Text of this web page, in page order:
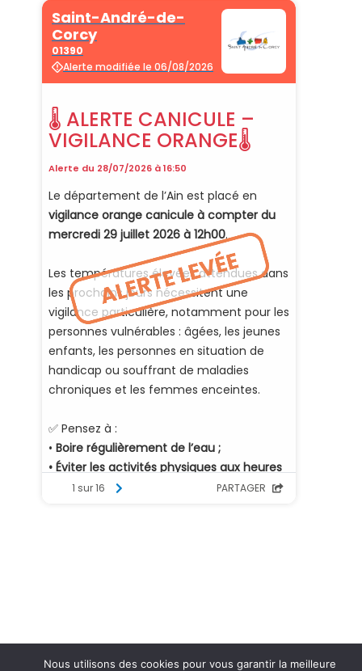
Nous utilisons des cookies pour vous garantir la meilleure